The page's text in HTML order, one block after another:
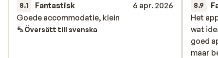
8.1 Fantastisk
6 apr. 2026
Goede accommodatie, klein
Goede accommodatie, klein
Översätt till svenska
8.9
Het
wat
goed
maar
Het
wat
goed
maar